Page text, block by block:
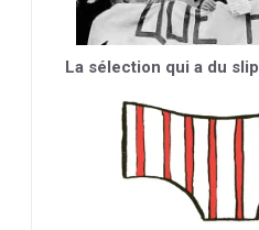
La sélection qui a du slip